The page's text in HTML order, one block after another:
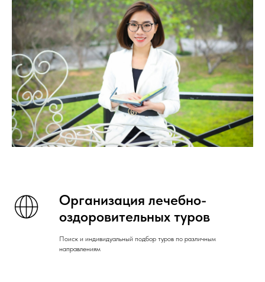
Организация лечебно-
оздоровительных туров
Поиск и индивидуальный подбор туров по различным
направлениям